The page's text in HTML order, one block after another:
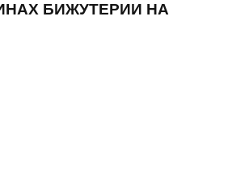
БИЖУТЕРИИ НА